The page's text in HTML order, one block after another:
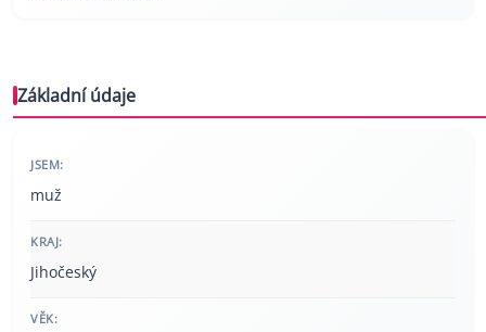
Základní údaje
JSEM:
muž
KRAJ:
Jihočeský
VĚK: